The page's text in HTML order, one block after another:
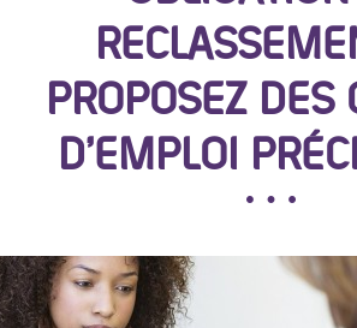
PROPOSEZ DES
D’EMPLOI